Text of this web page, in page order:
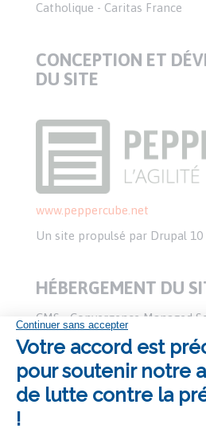
Catholique - Caritas France
CONCEPTION ET
DU SITE
www.peppercube.net
Un site propulsé par Drupal 10
HÉBERGEMENT DU
CMS - Convergence Managed
www.cms-france.net
2/4 rue Nieuport, 78140 Vélizy
74 07 41 00